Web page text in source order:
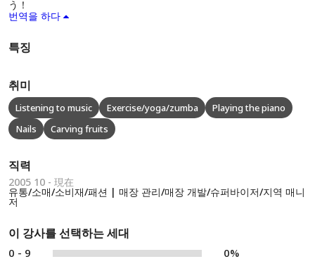
う！
번역을 하다
특징
취미
Listening to music Exercise/yoga/zumba
Playing the piano
Nails
Carving fruits
직력
2005 10 - 現在
유통/소매/소비재/패션 | 매장 관리/매장 개발/슈퍼바이저/지역 매니
저
이 강사를 선택하는 세대
0 - 9
0%